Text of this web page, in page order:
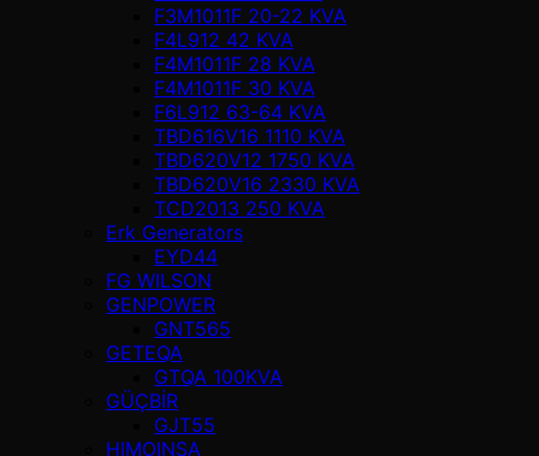
F3M1011F 20-22 KVA
F4L912 42 KVA
F4M1011F 28 KVA
F4M1011F 30 KVA
F6L912 63-64 KVA
TBD616V16 1110 KVA
TBD620V12 1750 KVA
TBD620V16 2330 KVA
TCD2013 250 KVA
Erk Generators
EYD44
FG WILSON
GENPOWER
GNT565
GETEQA
GTQA 100KVA
GÜÇBİR
GJT55
HIMOINSA